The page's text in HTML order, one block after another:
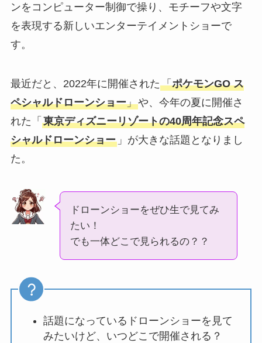
ンをコンピューター制御で操り、モチーフや文字
を表現する新しいエンターテイメントショーで
す。
最近だと、2022年に開催された「ポケモンGO ス
ペシャルドローンショー」や、今年の夏に開催さ
れた「 東京ディズニーリゾートの40周年記念スペ
シャルドローンショー」が大きな話題となりまし
た。
ドローンショーをぜひ生で見てみ
たい！
でも一体どこで見られるの？？
話題になっているドローンショーを見て
みたいけど、いつどこで開催される？